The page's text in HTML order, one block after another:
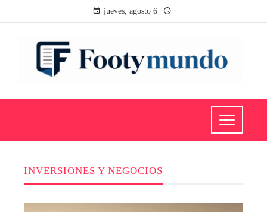
jueves, agosto 6
INVERSIONES Y NEGOCIOS